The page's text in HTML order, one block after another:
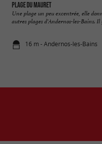
Plage du Mauret
Une plage un peu excentrée, elle
autres plages d'Andernos-les-Bains. Il
16 m - Andernos-les-Bains